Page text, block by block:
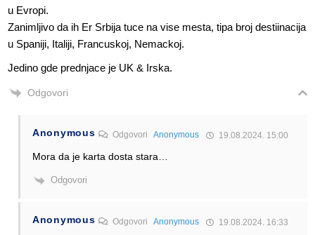
u Evropi.
Zanimljivo da ih Er Srbija tuce na vise mesta, tipa broj destiinacija
u Spaniji, Italiji, Francuskoj, Nemackoj.
Jedino gde prednjace je UK & Irska.
Odgovori
Anonymous OdgovoriAnonymous 19.08.2024. 15:00
Mora da je karta dosta stara…
Odgovori
Anonymous OdgovoriAnonymous 19.08.2024. 16:33